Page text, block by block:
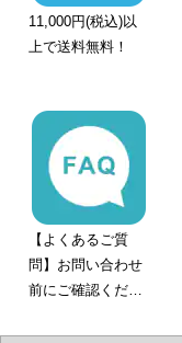
11,000円(税込)以
上で送料無料！
【よくあるご質
問】お問い合わせ
前にご確認くださ